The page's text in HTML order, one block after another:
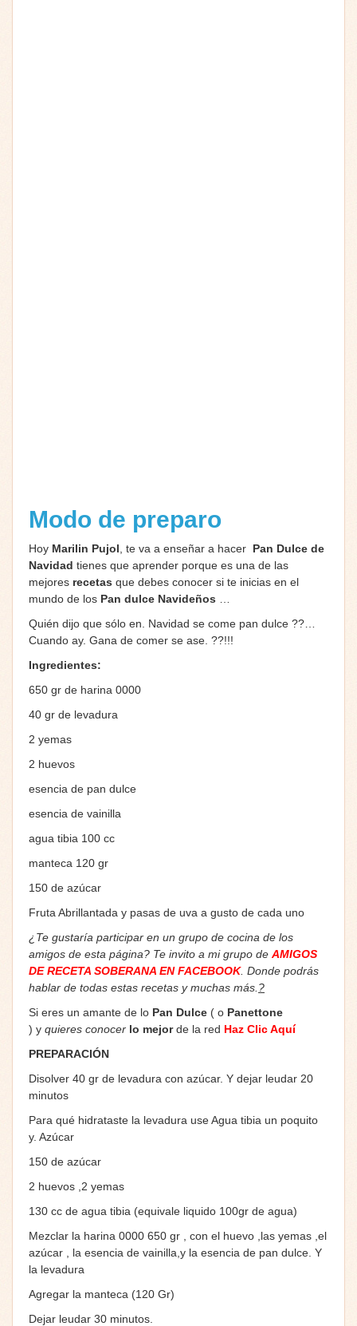
Modo de preparo
Hoy Marilin Pujol , te va a enseñar a hacer Pan Dulce de
Navidad tienes que aprender porque es una de las
mejores recetas que debes conocer si te inicias en el
mundo de los Pan dulce Navideños
Quién dijo que sólo en. Navidad se come pan dulce ??
Cuando ay. Gana de comer se ase. ??!!!
Ingredientes:
650 gr de harina 0000
40 gr de levadura
2 yemas
2 huevos
esencia de pan dulce
esencia de vainilla
agua tibia 100 cc
manteca 120 gr
150 de azúcar
Fruta Abrillantada y pasas de uva a gusto de cada uno
¿Te gustaría participar en un grupo de cocina de los
amigos de esta página? Te invito a mi grupo de AMIGOS
DE RECETA SOBERANA EN FACEBOOK. Donde podrás
hablar de todas estas recetas y muchas más. ?
Si eres un amante de lo Pan Dulce ( o Panettone
) y quieres conocer lo mejorde la red Haz Clic Aquí
PREPARACIÓN
Disolver 40 gr de levadura con azúcar. Y dejar leudar 20
minutos
Para qué hidrataste la levadura use Agua tibia un poquito
y. Azúcar
150 de azúcar
2 huevos ,2 yemas
130 cc de agua tibia (equivale liquido 100gr de agua)
Mezclar la harina 0000 650 gr , con el huevo ,las yemas ,el
azúcar , la esencia de vainilla,y la esencia de pan dulce. Y
la levadura
Agregar la manteca (120 Gr)
Dejar leudar 30 minutos.